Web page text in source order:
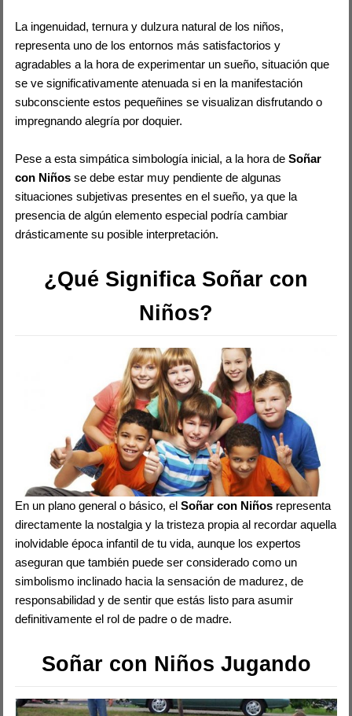
La ingenuidad, ternura y dulzura natural de los niños,
representa uno de los entornos más satisfactorios y
agradables a la hora de experimentar un sueño, situación que
se ve significativamente atenuada si en la manifestación
subconsciente estos pequeñines se visualizan disfrutando o
impregnando alegría por doquier.
Pese a esta simpática simbología inicial, a la hora deSoñar
con Niños se debe estar muy pendiente de algunas
situaciones subjetivas presentes en el sueño, ya que la
presencia de algún elemento especial podría cambiar
drásticamente su posible interpretación.
¿Qué Significa Soñar con
Niños?
En un plano general o básico, elSoñar con Niños representa
directamente la nostalgia y la tristeza propia al recordar aquella
inolvidable época infantil de tu vida, aunque los expertos
aseguran que también puede ser considerado como un
simbolismo inclinado hacia la sensación de madurez, de
responsabilidad y de sentir que estás listo para asumir
definitivamente el rol de padre o de madre.
Soñar con Niños Jugando